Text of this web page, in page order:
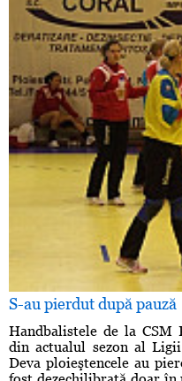
S-au pierdut după pauză
Handbalistele de la
din actualul sezon al
Deva ploieştencele au